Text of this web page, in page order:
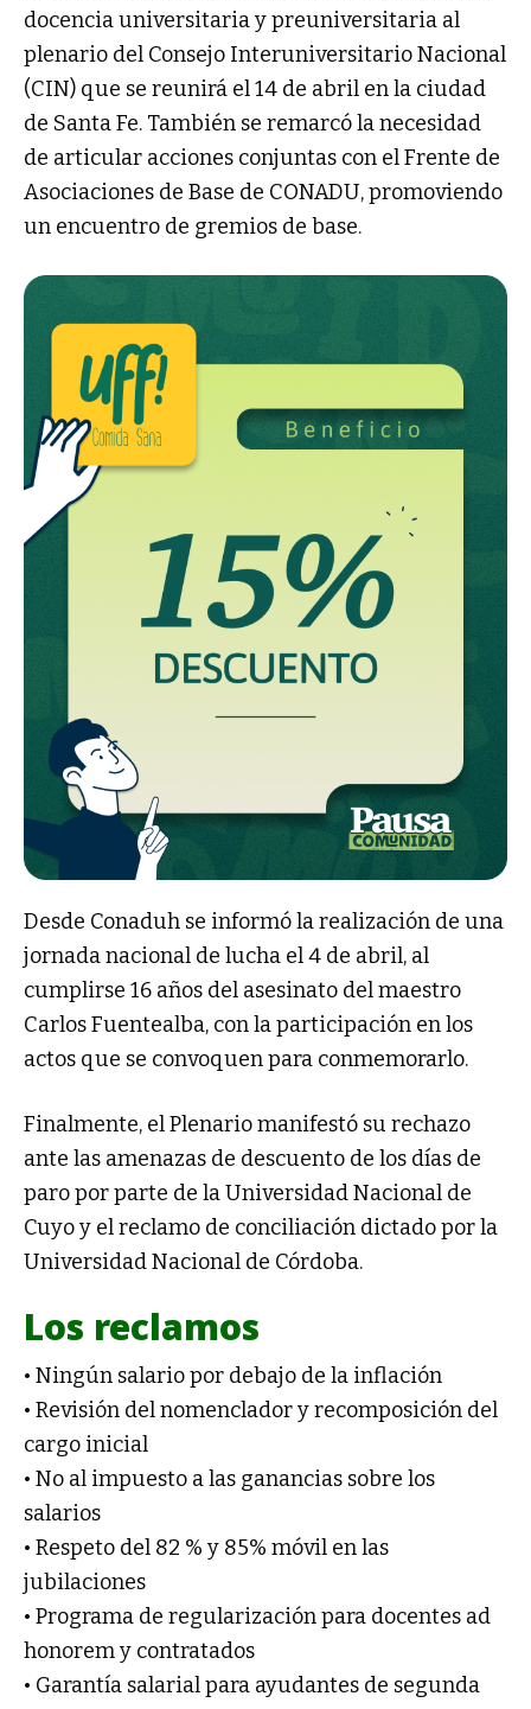
docencia universitaria y preuniversitaria al
plenario del Consejo Interuniversitario Nacional
(CIN) que se reunirá el 14 de abril en la ciudad
de Santa Fe. También se remarcó la necesidad
de articular acciones conjuntas con el Frente de
Asociaciones de Base de CONADU, promoviendo
un encuentro de gremios de base.
Desde Conaduh se informó la realización de una
jornada nacional de lucha el 4 de abril, al
cumplirse 16 años del asesinato del maestro
Carlos Fuentealba, con la participación en los
actos que se convoquen para conmemorarlo.
Finalmente, el Plenario manifestó su rechazo
ante las amenazas de descuento de los días de
paro por parte de la Universidad Nacional de
Cuyo y el reclamo de conciliación dictado por la
Universidad Nacional de Córdoba.
Los reclamos
• Ningún salario por debajo de la inflación
• Revisión del nomenclador y recomposición del
cargo inicial
• No al impuesto a las ganancias sobre los
salarios
• Respeto del 82 % y 85% móvil en las
jubilaciones
• Programa de regularización para docentes ad
honorem y contratados
• Garantía salarial para ayudantes de segunda